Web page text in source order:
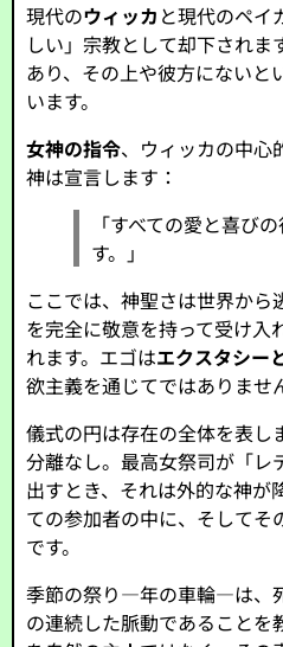
現代のウィッカ と現代のペイ
しい」宗教として却下されま
あり、その上や彼方にないと
います。
女神の指令、ウィッカの中心
神は宣言します：
「すべての愛と喜び
す。」
ここでは、神聖さは世界か
を完全に敬意を持って受け入
れます。エゴはエクスタシー
欲主義を通じてではありませ
儀式の円は存在の全体を表し
分離なし。最高女祭司が「レ
出すとき、それは外的な神が
ての参加者の中に、そしてそ
です。
季節の祭り—年の車輪—は、
の連続した脈動であることを